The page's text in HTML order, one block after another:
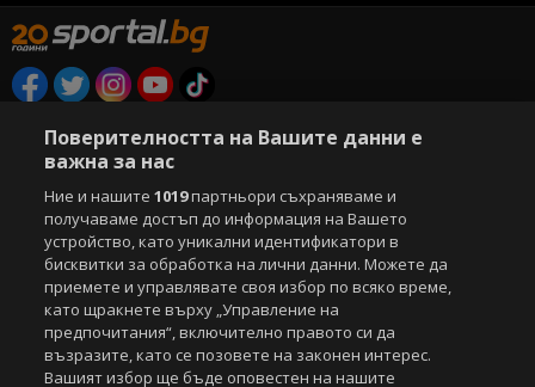
Този уебсайт е собственост наSportal Media Group
За нас Екип За рекламa
Общи условия
Етични правила на НСС
Лични данни
Управление на предпочитания
Съдържанието на този уеб сайт и технологиите, използвани в него, са
под закрила на Закона за авторското право и сродните му права.
Всички статии, репортажи, интервюта и други текстови, графични и
видео материали, публикувани в сайта, са собственост на Агенция
Спортал, освен ако изрично е посочено друго. Допуска се
Поверителността на Вашите данни е
важна за нас
Ние и нашите1019партньори съхраняваме и
получаваме достъп до информация на Вашето
устройство, като уникални идентификатори в
бисквитки за обработка на лични данни. Можете да
приемете и управлявате своя избор по всяко време,
като щракнете върху „Управление на
предпочитания“, включително правото си да
възразите, като се позовете на законен интерес.
Вашият избор ще бъде оповестен на нашите